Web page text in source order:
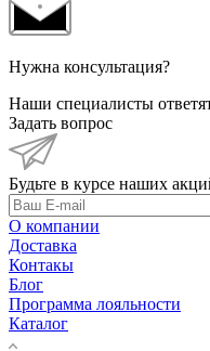
Нужна консультация?
Наши специалисты
Задать вопрос
Будьте в курсе наших
О компании
Доставка
Контакы
Блог
Программа лояльности
Каталог